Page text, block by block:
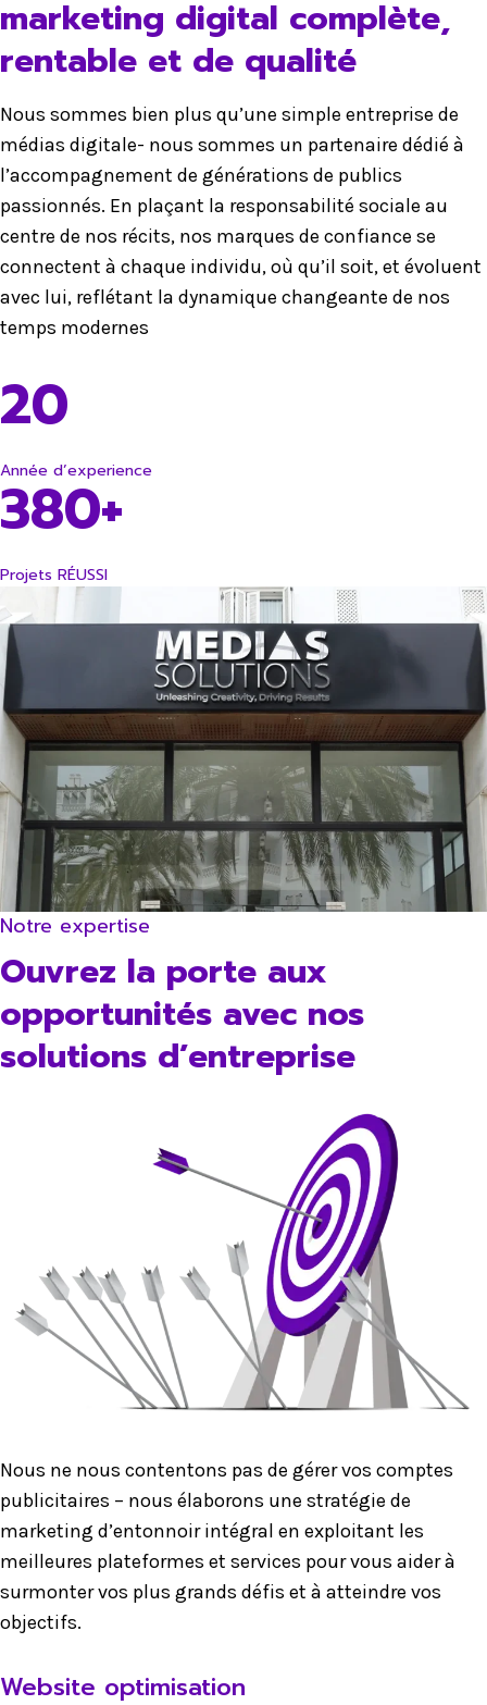
marketing digital complète,
rentable et de qualité
Nous sommes bien plus qu’une simple entreprise de
médias digitale- nous sommes un partenaire dédié à
l’accompagnement de générations de publics
passionnés. En plaçant la responsabilité sociale au
centre de nos récits, nos marques de confiance se
connectent à chaque individu, où qu’il soit, et évoluent
avec lui, reflétant la dynamique changeante de nos
temps modernes
20
Année d’experience
380+
Projets RÉUSSI
Notre expertise
Ouvrez la porte aux
opportunités avec nos
solutions d’entreprise
Nous ne nous contentons pas de gérer vos comptes
publicitaires – nous élaborons une stratégie de
marketing d’entonnoir intégral en exploitant les
meilleures plateformes et services pour vous aider à
surmonter vos plus grands défis et à atteindre vos
objectifs.
Website optimisation